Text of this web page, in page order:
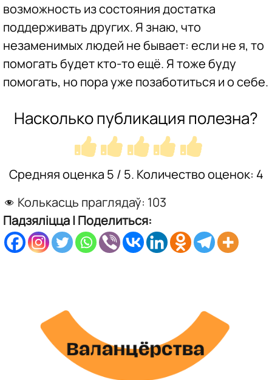
возможность из состояния достатка
поддерживать других. Я знаю, что
незаменимых людей не бывает: если не я, то
помогать будет кто-то ещё. Я тоже буду
помогать, но пора уже позаботиться и о себе.
Насколько публикация полезна?
Средняя оценка 5 / 5. Количество оценок: 4
Колькасць праглядаў: 103
Падзяліцца | Поделиться: